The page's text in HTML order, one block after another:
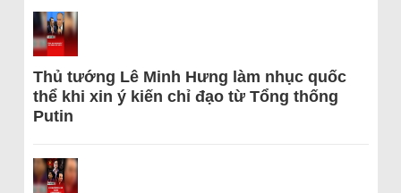
Thủ tướng Lê Minh Hưng làm nhục quốc
thể khi xin ý kiến chỉ đạo từ Tổng thống
Putin